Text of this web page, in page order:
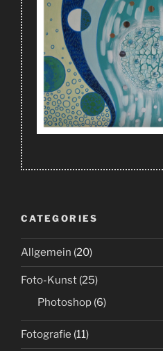
CATEGORIES
Allgemein (20)
Foto-Kunst (25)
Photoshop (6)
Fotografie (11)